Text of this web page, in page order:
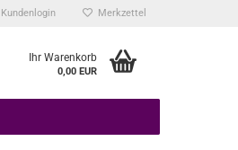
Kundenlogin Merkzettel
Ihr Warenkorb
0,00 EUR